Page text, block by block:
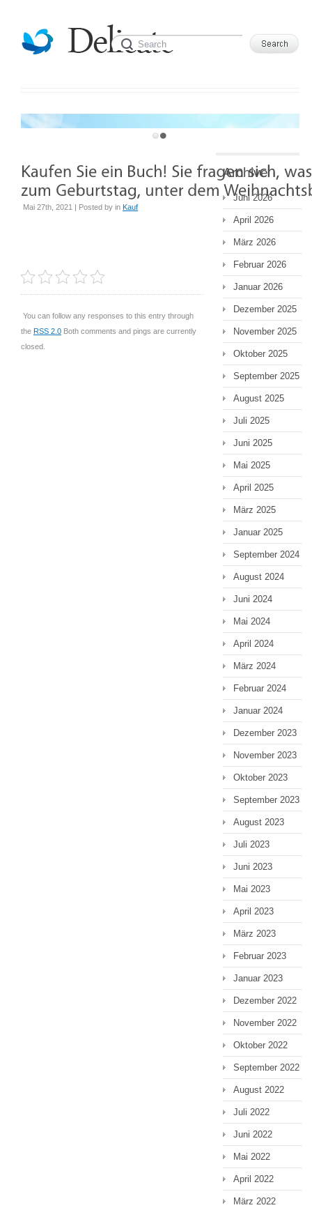
Mai 27th, 2021 | Posted by in Kauf
You can follow any responses to this entry through
the RSS 2.0 Both comments and pings are currently
closed.
Archive
Juni 2026
April 2026
März 2026
Februar 2026
Januar 2026
Dezember 2025
November 2025
Oktober 2025
September 2025
August 2025
Juli 2025
Juni 2025
Mai 2025
April 2025
März 2025
Januar 2025
September 2024
August 2024
Juni 2024
Mai 2024
April 2024
März 2024
Februar 2024
Januar 2024
Dezember 2023
November 2023
Oktober 2023
September 2023
August 2023
Juli 2023
Juni 2023
Mai 2023
April 2023
März 2023
Februar 2023
Januar 2023
Dezember 2022
November 2022
Oktober 2022
September 2022
August 2022
Juli 2022
Juni 2022
Mai 2022
April 2022
März 2022